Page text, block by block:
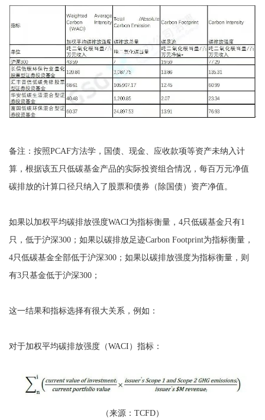
备注：按照PCAF方法学，国债、现金、应收款项等资产未纳入计
算，根据该五只低碳基金产品的实际投资组合情况，每百万元净值
碳排放的计算口径只纳入了股票和债券（除国债）资产净值。
如果以加权平均碳排放强度WACI为指标衡量，4只低碳基金只有1
只，低于沪深300；如果以碳排放足迹Carbon Footprint为指标衡量，
4只低碳基金全部低于沪深300；如果以碳排放强度为指标衡量，则
有3只基金低于沪深300；
这一结果和指标选择有很大关系，例如：
对于加权平均碳排放强度（WACI）指标：
（来源：TCFD）